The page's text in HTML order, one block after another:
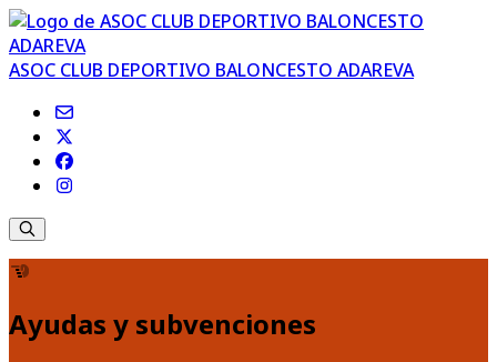
ASOC CLUB DEPORTIVO BALONCESTO ADAREVA
Ayudas y subvenciones